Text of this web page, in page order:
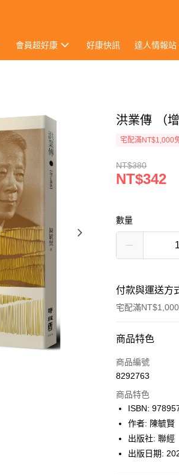
會員超好康 好康快訊 達人情報站
洪業傳 （
宅配滿NT$1,000
NT$380
NT$342
數量
付款與運送方
宅配滿
付款方式
icash Pay
數位禮券
LINE Pay
Apple Pay
商品特色
商品編號
8292763
商品特色
ISBN:
作者: 陳毓賢
出版社: 聯經
出版日期: